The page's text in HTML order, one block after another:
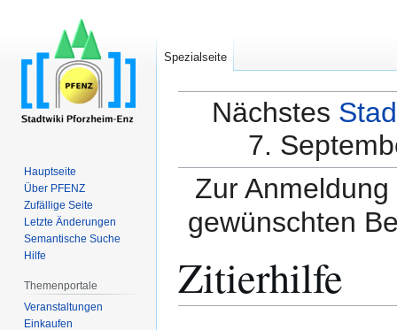
Nächstes
7.
Zur
gewünschten
Zitierhilfe
Spezialseite
Hauptseite
Über PFENZ
Zufällige Seite
Letzte Änderungen
Semantische Suche
Hilfe
Themenportale
Veranstaltungen
Einkaufen